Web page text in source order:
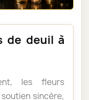
de deuil à
les fleurs
sincère,